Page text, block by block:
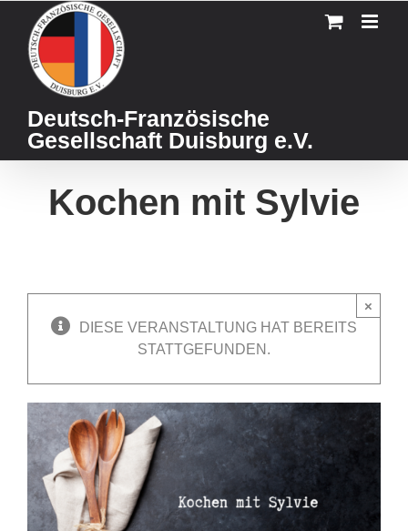
content
Deutsch-Französische
Gesellschaft Duisburg e.V.
Kochen mit Sylvie
DIESE VERANSTALTUNG HAT BEREITS
STATTGEFUNDEN.
×